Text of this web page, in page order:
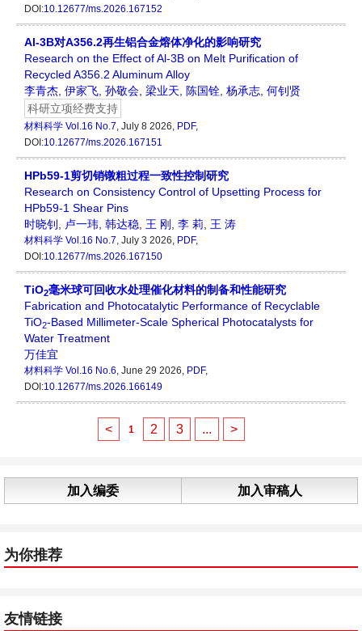
DOI:10.12677/ms.2026.167152
Al-3B对A356.2再生铝合金熔体净化的影响研究
Research on the Effect of Al-3B on Melt Purification of
Recycled A356.2 Aluminum Alloy
李青杰 伊家飞 孙敬会 梁业天 陈国铨 杨承志 何钊贤
科研立项经费支持
材料科学 Vol.16 No.7, July 8 2026, PDF,
DOI:10.12677/ms.2026.167151
HPb59-1剪切销镦粗过程一致性控制研究
Research on Consistency Control of Upsetting Process for
HPb59-1 Shear Pins
时晓钊
卢一玮 韩达稳 王 刚 李 莉 王 涛
材料科学 Vol.16 No.7, July 3 2026, PDF,
DOI:10.12677/ms.2026.167150
TiO2毫米球可回收水处理催化材料的制备和性能研究
Fabrication and Photocatalytic Performance of Recyclable
TiO2-Based Millimeter-Scale Spherical Photocatalysts for
Water Treatment
万佳宜
材料科学 Vol.16 No.6, June 29 2026, PDF,
DOI:10.12677/ms.2026.166149
< 1 2 3 ... >
加入编委 加入审稿人
为你推荐
友情链接